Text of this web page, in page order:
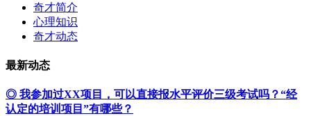
奇才简介
心理知识
奇才动态
最新动态
◎ 我参加过XX项目，可以直接报水平评价三级考试吗？“经
认定的培训项目”有哪些？